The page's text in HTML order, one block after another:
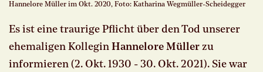
Hannelore Müller im Okt. 2020, Foto: Katharina Wegmüller-Scheidegger
Es ist eine traurige Pflicht über den Tod unserer
ehemaligen Kollegin Hannelore Müller zu
informieren (2. Okt. 1930 - 30. Okt. 2021). Sie war